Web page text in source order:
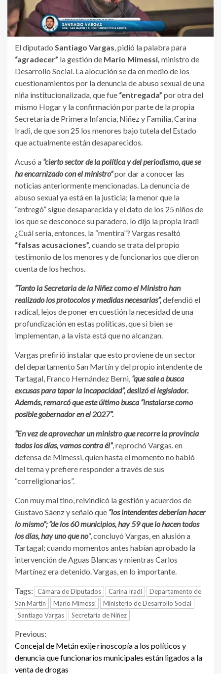
El diputado Santiago Vargas, pidió la palabra para
“agradecer” la gestión de Mario Mimessi, ministro de
Desarrollo Social. La alocución se da en medio de los
cuestionamientos por la denuncia de abuso sexual de una
niña institucionalizada, que fue “entregada” por otra del
mismo Hogar y la confirmación por parte de la propia
Secretaria de Primera Infancia, Niñez y Familia, Carina
Iradi, de que son 25 los menores bajo tutela del Estado
que actualmente están desaparecidos.
Acusó a “cierto sector de la política y del periodismo, que se
ha encarnizado con el ministro”por dar a conocer las
noticias anteriormente mencionadas. La denuncia de
abuso sexual ya está en la justicia; la menor que la
“entregó” sigue desaparecida y el dato de los 25 niños de
los que se desconoce su paradero, lo dijo la propia Iradi
¿Cuál sería, entonces, la “mentira”? Vargas resaltó
“falsas acusaciones”, cuando se trata del propio
testimonio de los menores y de funcionarios que dieron
cuenta de los hechos.
“Tanto la Secretaria de la Niñez como el Ministro han
realizado los protocolos y medidas necesarias”,defendió el
radical, lejos de poner en cuestión la necesidad de una
profundización en estas políticas, que si bien se
implementan, a la vista está que no alcanzan.
Vargas prefirió instalar que esto proviene de un sector
del departamento San Martín y del propio intendente de
Tartagal, Franco Hernández Berni, “que sale a busca
excusas para tapar la incapacidad”, deslizó el legislador.
Además, remarcó que este último busca “instalarse como
posible gobernador en el 2027”.
“En vez de aprovechar un ministro que recorre la provincia
todos los días, vamos contra él”, reprochó Vargas. en
defensa de Mimessi, quien hasta el momento no habló
del tema y prefiere responder a través de sus
“correligionarios”.
Con muy mal tino, reivindicó la gestión y acuerdos de
Gustavo Sáenz y señaló que “los intendentes deberían hacer
lo mismo”; “de los 60 municipios, hay 59 que lo hacen todos
los días, hay uno que no“, concluyó Vargas, en alusión a
Tartagal; cuando momentos antes habían aprobado la
intervención de Aguas Blancas y mientras Carlos
Martínez era detenido. Vargas, en lo importante.
Tags: Cámara de Diputados Carina Iradi
Departamento de
San Martín
Mario Mimessi
Ministerio de Desarrollo Social
Santiago Vargas
Secretaría de Niñez
Continue
Reading
Previous:
Concejal de Metán exije rinoscopía a los políticos y
denuncia que funcionarios municipales están ligados a la
venta de drogas